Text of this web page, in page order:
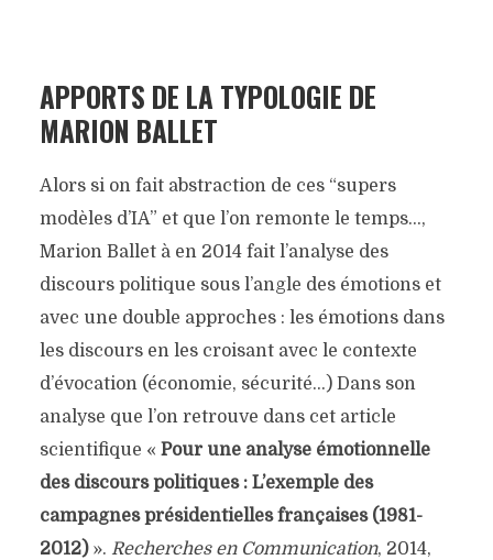
APPORTS DE LA TYPOLOGIE DE
MARION BALLET
Alors si on fait abstraction de ces “supers
modèles d’IA” et que l’on remonte le temps…,
Marion Ballet à en 2014 fait l’analyse des
discours politique sous l’angle des émotions et
avec une double approches : les émotions dans
les discours en les croisant avec le contexte
d’évocation (économie, sécurité…) Dans son
analyse que l’on retrouve dans cet article
scientifique « Pour une analyse émotionnelle
des discours politiques : L’exemple des
campagnes présidentielles françaises (1981-
2012)». Recherches en Communication, 2014,